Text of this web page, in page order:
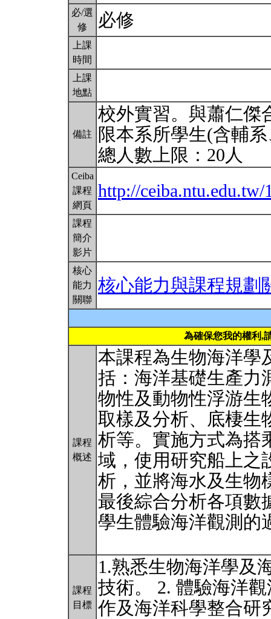
必/選
修
必修
上課
時間
上課
地點
備註
校外實習。與蕭仁傑
限本系所學生(含輔
總人數上限：20人
Ceiba
課程
網頁
http://ceiba.ntu.edu.tw/
課程
簡介
影片
核心
能力
關聯
核心能力與課程規劃
為確保您我的權利,
課程
概述
本課程為生物海洋學
括：海洋基礎生產力
物性及動物性浮游生
取樣及分析、底棲生
析等。實施方式為搭
域，使用研究船上之
析，並將海水及生物
最後綜合分析各項數
學生體驗海洋觀測的
課程
目標
1.熟悉生物海洋學及
技術。 2. 體驗海洋
作及海洋科學整合研